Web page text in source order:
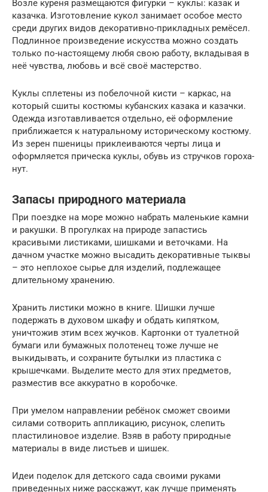
Возле куреня размещаются фигурки – куклы: казак и
казачка. Изготовление кукол занимает особое место
среди других видов декоративно-прикладных ремёсел.
Подлинное произведение искусства можно создать
только по-настоящему любя свою работу, вкладывая в
неё чувства, любовь и всё своё мастерство.
Куклы сплетены из побелочной кисти – каркас, на
который сшиты костюмы кубанских казака и казачки.
Одежда изготавливается отдельно, её оформление
приближается к натуральному историческому костюму.
Из зерен пшеницы приклеиваются черты лица и
оформляется прическа куклы, обувь из стручков гороха-
нут.
Запасы природного материала
При поездке на море можно набрать маленькие камни
и ракушки. В прогулках на природе запастись
красивыми листиками, шишками и веточками. На
дачном участке можно высадить декоративные тыквы
– это неплохое сырье для изделий, подлежащее
длительному хранению.
Хранить листики можно в книге. Шишки лучше
подержать в духовом шкафу и обдать кипятком,
уничтожив этим всех жучков. Картонки от туалетной
бумаги или бумажных полотенец тоже лучше не
выкидывать, и сохраните бутылки из пластика с
крышечками. Выделите место для этих предметов,
разместив все аккуратно в коробочке.
При умелом направлении ребёнок сможет своими
силами сотворить аппликацию, рисунок, слепить
пластилиновое изделие. Взяв в работу природные
материалы в виде листьев и шишек.
Идеи поделок для детского сада своими руками
приведенных ниже расскажут, как лучше применять